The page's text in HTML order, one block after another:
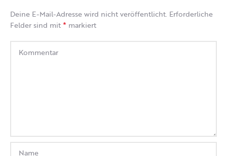
Deine E-Mail-Adresse wird nicht veröffentlicht. Erforderliche
Felder sind mit* markiert